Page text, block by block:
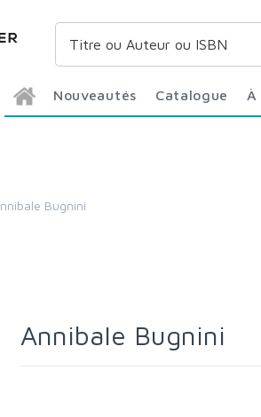
Nouveautés Catalogue
Annibale Bugnini
Annibale Bugnini